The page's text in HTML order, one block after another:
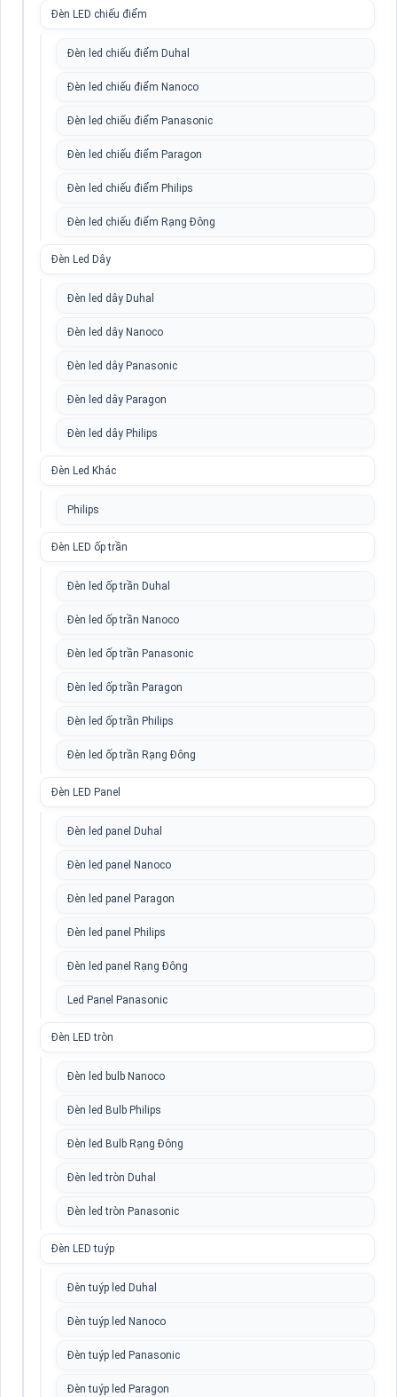
Đèn LED chiếu điểm
Đèn led chiếu điểm Duhal
Đèn led chiếu điểm Nanoco
Đèn led chiếu điểm Panasonic
Đèn led chiếu điểm Paragon
Đèn led chiếu điểm Philips
Đèn led chiếu điểm Rạng Đông
Đèn Led Dây
Đèn led dây Duhal
Đèn led dây Nanoco
Đèn led dây Panasonic
Đèn led dây Paragon
Đèn led dây Philips
Đèn Led Khác
Philips
Đèn LED ốp trần
Đèn led ốp trần Duhal
Đèn led ốp trần Nanoco
Đèn led ốp trần Panasonic
Đèn led ốp trần Paragon
Đèn led ốp trần Philips
Đèn led ốp trần Rạng Đông
Đèn LED Panel
Đèn led panel Duhal
Đèn led panel Nanoco
Đèn led panel Paragon
Đèn led panel Philips
Đèn led panel Rạng Đông
Led Panel Panasonic
Đèn LED tròn
Đèn led bulb Nanoco
Đèn led Bulb Philips
Đèn led Bulb Rạng Đông
Đèn led tròn Duhal
Đèn led tròn Panasonic
Đèn LED tuýp
Đèn tuýp led Duhal
Đèn tuýp led Nanoco
Đèn tuýp led Panasonic
Đèn tuýp led Paragon